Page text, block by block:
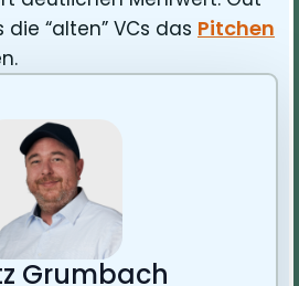
“alten” VCs das Pitchen
Grumbach